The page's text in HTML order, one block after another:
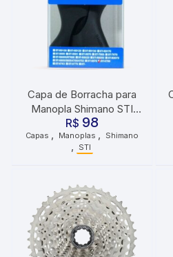
Capa de Borracha para
Manopla Shimano STI
ST-6700 Dir/Esq
R$ 98
Capas Manoplas Shimano
STI